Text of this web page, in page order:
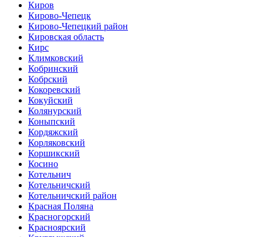
Киров
Кирово-Чепецк
Кирово-Чепецкий район
Кировская область
Кирс
Климковский
Кобринский
Кобрский
Кокоревский
Кокуйский
Колянурский
Коныпский
Кордяжский
Корляковский
Коршикский
Косино
Котельнич
Котельничский
Котельничский район
Красная Поляна
Красногорский
Красноярский